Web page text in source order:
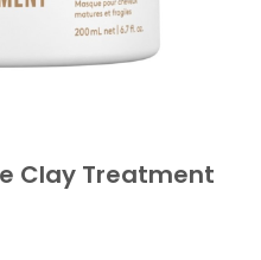
Clay Treatment